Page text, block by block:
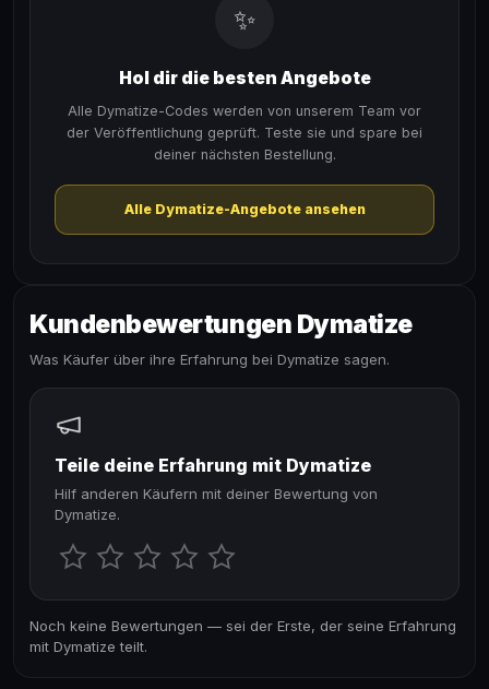
✨
Hol dir die besten Angebote
Alle Dymatize-Codes werden von unserem Team vor
der Veröffentlichung geprüft. Teste sie und spare bei
deiner nächsten Bestellung.
Alle Dymatize-Angebote ansehen
Kundenbewertungen Dymatize
Was Käufer über ihre Erfahrung bei Dymatize sagen.
Teile deine Erfahrung mit Dymatize
Hilf anderen Käufern mit deiner Bewertung von
Dymatize.
Noch keine Bewertungen — sei der Erste, der seine Erfahrung
mit Dymatize teilt.